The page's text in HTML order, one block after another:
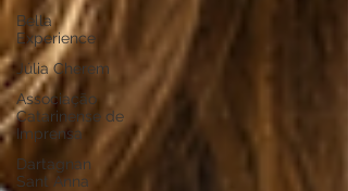
Bella
Experience
Júlia Cherem
Associação
Catarinense de
Imprensa
Dartagnan
Sant Anna